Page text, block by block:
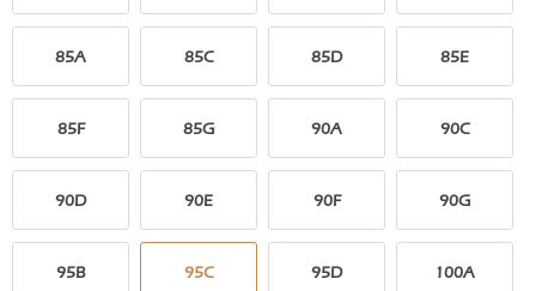
85A 85C 85D 85E
85F 85G 90A 90C
90D 90E 90F 90G
95B 95C 95D 100A